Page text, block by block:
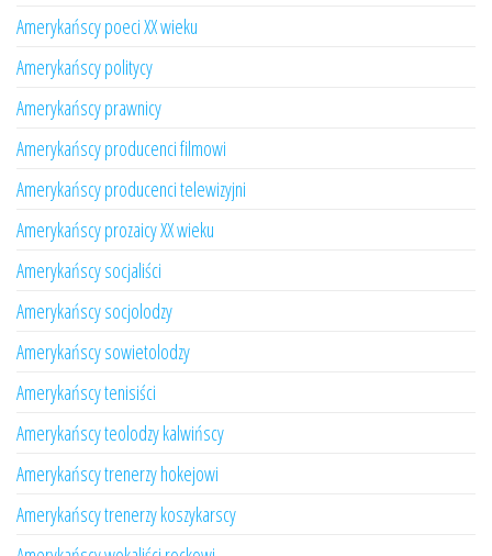
Amerykańscy poeci XX wieku
Amerykańscy politycy
Amerykańscy prawnicy
Amerykańscy producenci filmowi
Amerykańscy producenci telewizyjni
Amerykańscy prozaicy XX wieku
Amerykańscy socjaliści
Amerykańscy socjolodzy
Amerykańscy sowietolodzy
Amerykańscy tenisiści
Amerykańscy teolodzy kalwińscy
Amerykańscy trenerzy hokejowi
Amerykańscy trenerzy koszykarscy